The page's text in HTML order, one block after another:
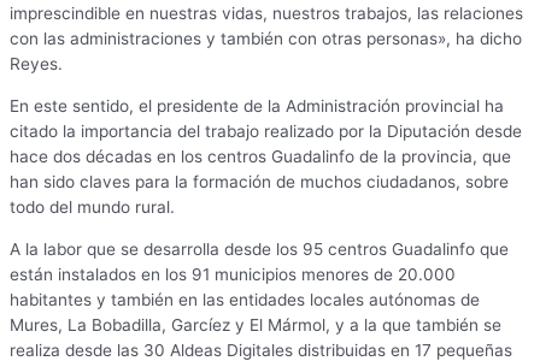
imprescindible en nuestras vidas, nuestros trabajos, las relaciones
con las administraciones y también con otras personas», ha dicho
Reyes.
En este sentido, el presidente de la Administración provincial ha
citado la importancia del trabajo realizado por la Diputación desde
hace dos décadas en los centros Guadalinfo de la provincia, que
han sido claves para la formación de muchos ciudadanos, sobre
todo del mundo rural.
A la labor que se desarrolla desde los 95 centros Guadalinfo que
están instalados en los 91 municipios menores de 20.000
habitantes y también en las entidades locales autónomas de
Mures, La Bobadilla, Garcíez y El Mármol, y a la que también se
realiza desde las 30 Aldeas Digitales distribuidas en 17 pequeñas